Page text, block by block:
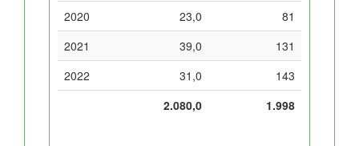
2020
23,0
81
2021
39,0
131
2022
31,0
143
2.080,0
1.998